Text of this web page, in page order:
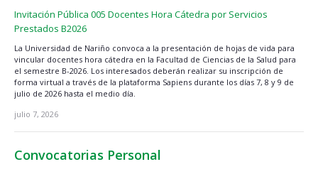
Invitación Pública 005 Docentes Hora Cátedra por Servicios
Prestados B2026
La Universidad de Nariño convoca a la presentación de hojas de vida para
vincular docentes hora cátedra en la Facultad de Ciencias de la Salud para
el semestre B-2026. Los interesados deberán realizar su inscripción de
forma virtual a través de la plataforma Sapiens durante los días 7, 8 y 9 de
julio de 2026 hasta el medio día.
julio 7, 2026
Convocatorias Personal